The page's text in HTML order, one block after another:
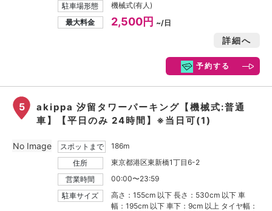
駐車場形態
機械式(有人)
最大料金
2,500円 ~/日
詳細へ
予約する
5
akippa 汐留タワーパーキング【機械式:普通
車】【平日のみ 24時間】※当日可(1)
スポットまで
186m
住所
東京都港区東新橋1丁目6-2
営業時間
00:00〜23:59
駐車サイズ
高さ：155cm 以下 長さ：530cm 以下 車
幅：195cm 以下 車下：9cm 以上 タイヤ幅：
No Image